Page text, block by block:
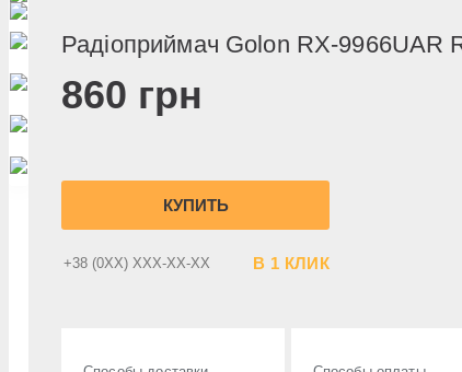
Радіоприймач Golon RX-9966UAR
860 грн
КУПИТЬ
В 1 КЛИК